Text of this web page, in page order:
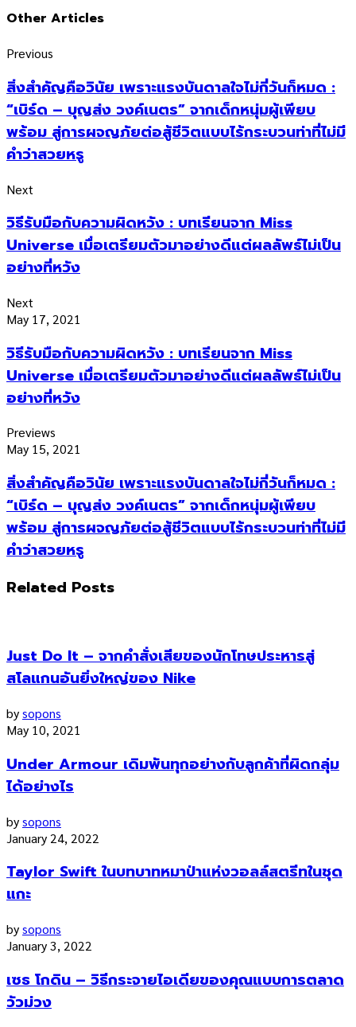
Other Articles
Previous
สิ่งสำคัญคือวินัย เพราะแรงบันดาลใจไม่กี่วันก็หมด ​:
“เบิร์ด – บุญส่ง วงค์เนตร” จากเด็กหนุ่มผู้เพียบ
พร้อม สู่การผจญภัยต่อสู้ชีวิตแบบไร้กระบวนท่าที่ไม่มี
คำว่าสวยหรู
Next
วิธีรับมือกับความผิดหวัง : บทเรียนจาก Miss
Universe เมื่อเตรียมตัวมาอย่างดีแต่ผลลัพธ์ไม่เป็น
อย่างที่หวัง
Next
May 17, 2021
วิธีรับมือกับความผิดหวัง : บทเรียนจาก Miss
Universe เมื่อเตรียมตัวมาอย่างดีแต่ผลลัพธ์ไม่เป็น
อย่างที่หวัง
Previews
May 15, 2021
สิ่งสำคัญคือวินัย เพราะแรงบันดาลใจไม่กี่วันก็หมด ​:
“เบิร์ด – บุญส่ง วงค์เนตร” จากเด็กหนุ่มผู้เพียบ
พร้อม สู่การผจญภัยต่อสู้ชีวิตแบบไร้กระบวนท่าที่ไม่มี
คำว่าสวยหรู
Related Posts
Just Do It – จากคำสั่งเสียของนักโทษประหารสู่
สโลแกนอันยิ่งใหญ่ของ Nike
bysopons
May 10, 2021
Under Armour เดิมพันทุกอย่างกับลูกค้าที่ผิดกลุ่ม
ได้อย่างไร
bysopons
January 24, 2022
Taylor Swift ในบทบาทหมาป่าแห่งวอลล์สตรีทในชุด
แกะ
bysopons
January 3, 2022
เซธ โกดิน – วิธีกระจายไอเดียของคุณแบบการตลาด
วัวม่วง